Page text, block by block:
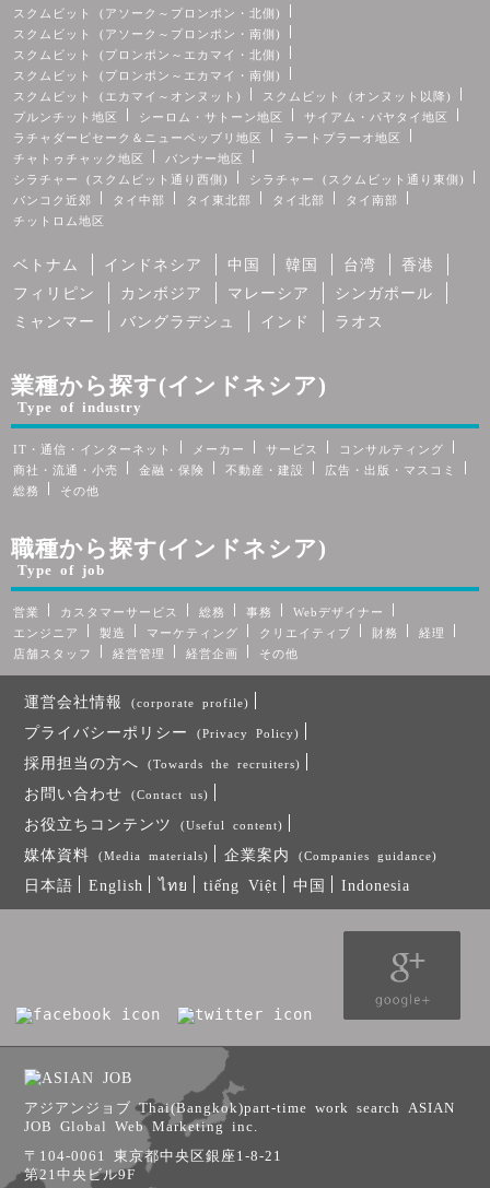
スクムビット (アソーク～プロンポン・北側)
スクムビット (アソーク～プロンポン・南側)
スクムビット (プロンポン～エカマイ・北側)
スクムビット (プロンポン～エカマイ・南側)
スクムビット (エカマイ～オンヌット)
スクムビット (オンヌット以降)
プルンチット地区
シーロム・サトーン地区
サイアム・パヤタイ地区
ラチャダーピセーク＆ニューペッブリ地区
ラートプラーオ地区
チャトゥチャック地区
バンナー地区
シラチャー (スクムビット通り西側)
シラチャー (スクムビット通り東側)
バンコク近郊
タイ中部 タイ東北部 タイ北部
タイ南部
チットロム地区
ベトナム インドネシア 中国 韓国 台湾
香港
フィリピン
カンボジア マレーシア
シンガポール
ミャンマー
バングラデシュ インド ラオス
業種から探す(インドネシア)
Type of industry
IT・通信・インターネット メーカー サービス
コンサルティング
商社・流通・小売
金融・保険 不動産・建設
広告・出版・マスコミ
総務
その他
職種から探す(インドネシア)
Type of job
営業 カスタマーサービス 総務 事務
Webデザイナー
エンジニア
製造 マーケティング クリエイティブ 財務
経理
店舗スタッフ
経営管理 経営企画 その他
運営会社情報(corporate profile)
プライバシーポリシー(Privacy Policy)
採用担当の方へ(Towards the recruiters)
お問い合わせ(Contact us)
お役立ちコンテンツ(Useful content)
媒体資料(Media materials) 企業案内(Companies guidance)
日本語 English ไทย tiếng Việt 中国 Indonesia
アジアンジョブ Thai(Bangkok)part-time work search ASIAN
JOB Global Web Marketing inc.
〒104-0061 東京都中央区銀座1-8-21
第21中央ビル9F